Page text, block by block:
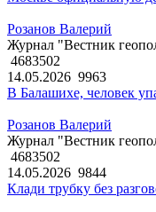
Розанов Валерий
Журнал "Вестник
4683502
14.05.2026 9963
В Балашихе, человек
Розанов Валерий
Журнал "Вестник
4683502
14.05.2026 9844
Клади трубку без